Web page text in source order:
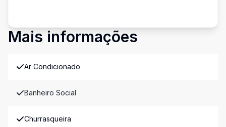
Mais informações
Ar Condicionado
Banheiro Social
Churrasqueira